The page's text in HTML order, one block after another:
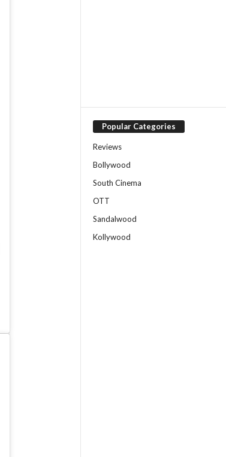
Popular Categories
Reviews
Bollywood
South Cinema
OTT
Sandalwood
Kollywood